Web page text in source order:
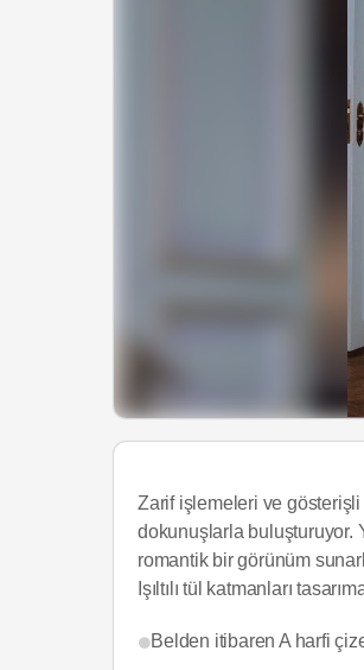
Zarif işlemeleri ve
dokunuşlarla buluşturuyor.
romantik bir görünüm
Işıltılı tül katmanları
Belden itibaren A harfi